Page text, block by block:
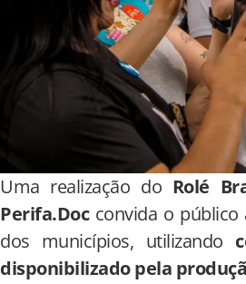
Uma realização do Rolé
Perifa.Docconvida o público
dos municípios, utilizando
disponibilizado pela